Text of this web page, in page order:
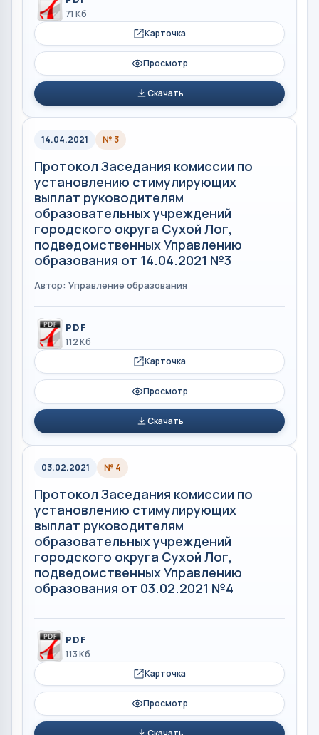
71 Кб
Карточка
Просмотр
Скачать
14.04.2021 № 3
Протокол Заседания комиссии по
установлению стимулирующих
выплат руководителям
образовательных учреждений
городского округа Сухой Лог,
подведомственных Управлению
образования от 14.04.2021 №3
Автор: Управление образования
PDF
112 Кб
Карточка
Просмотр
Скачать
03.02.2021 № 4
Протокол Заседания комиссии по
установлению стимулирующих
выплат руководителям
образовательных учреждений
городского округа Сухой Лог,
подведомственных Управлению
образования от 03.02.2021 №4
PDF
113 Кб
Карточка
Просмотр